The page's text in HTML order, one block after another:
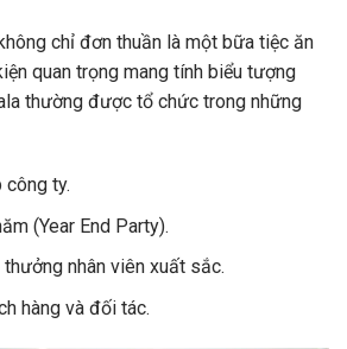
chỉ đơn thuần là một bữa tiệc ăn
quan trọng mang tính biểu tượng
thường được tổ chức trong những
công ty.
(Year End Party).
thưởng nhân viên xuất sắc.
hàng và đối tác.